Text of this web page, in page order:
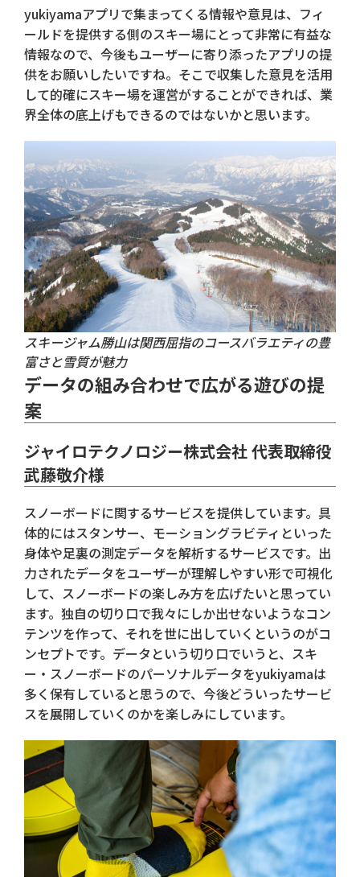
yukiyamaアプリで集まってくる情報や意見は、フィ
ールドを提供する側のスキー場にとって非常に有益な
情報なので、今後もユーザーに寄り添ったアプリの提
供をお願いしたいですね。そこで収集した意見を活用
して的確にスキー場を運営がすることができれば、業
界全体の底上げもできるのではないかと思います。
スキージャム勝山は関西屈指のコースバラエティの豊
富さと雪質が魅力
データの組み合わせで広がる遊びの提
案
ジャイロテクノロジー株式会社 代表取締役
武藤敬介様
スノーボードに関するサービスを提供しています。具
体的にはスタンサー、モーショングラビティといった
身体や足裏の測定データを解析するサービスです。出
力されたデータをユーザーが理解しやすい形で可視化
して、スノーボードの楽しみ方を広げたいと思ってい
ます。独自の切り口で我々にしか出せないようなコン
テンツを作って、それを世に出していくというのがコ
ンセプトです。データという切り口でいうと、スキ
ー・スノーボードのパーソナルデータをyukiyamaは
多く保有していると思うので、今後どういったサービ
スを展開していくのかを楽しみにしています。